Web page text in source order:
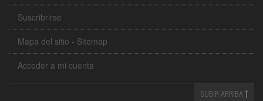
Suscribrirse
Mapa del sitio - Sitemap
Acceder a mi cuenta
SUBIR ARRIBA